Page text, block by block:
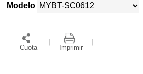
Modelo
Cuota Imprimir